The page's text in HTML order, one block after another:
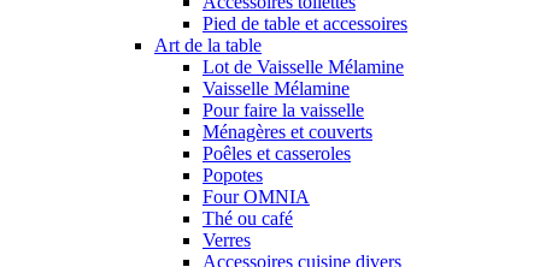
Pied de table et accessoires
Art de la table
Lot de Vaisselle Mélamine
Vaisselle Mélamine
Pour faire la vaisselle
Ménagères et couverts
Poêles et casseroles
Popotes
Four OMNIA
Thé ou café
Verres
Accessoires cuisine divers